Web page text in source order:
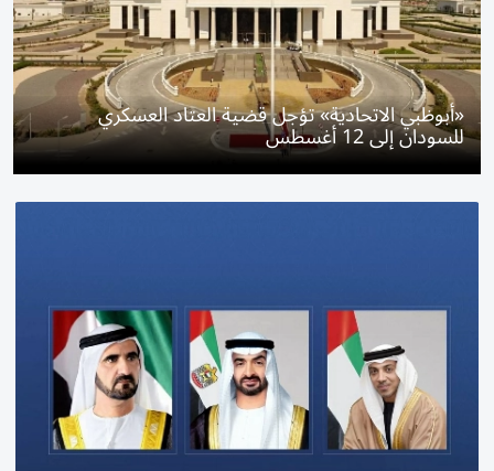
«أبوظبي الاتحادية» تؤجل قضية العتاد العسكري
للسودان إلى 12 أغسطس